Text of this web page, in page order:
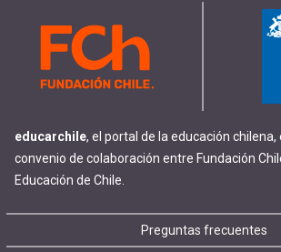
educarchile, el portal de la educación
convenio de colaboración entre Fundación
Educación de Chile.
Footer Preguntas frecuentes